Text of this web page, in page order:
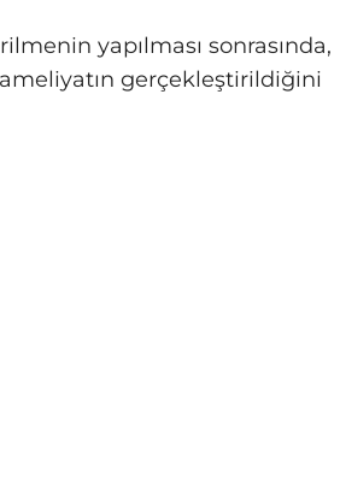
yapılması sonrasında,
gerçekleştirildiğini